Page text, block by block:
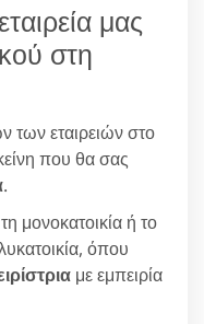
μας
στη
των εταιρειών στο
που θα σας
.
μονοκατοικία ή το
όπου
με εμπειρία